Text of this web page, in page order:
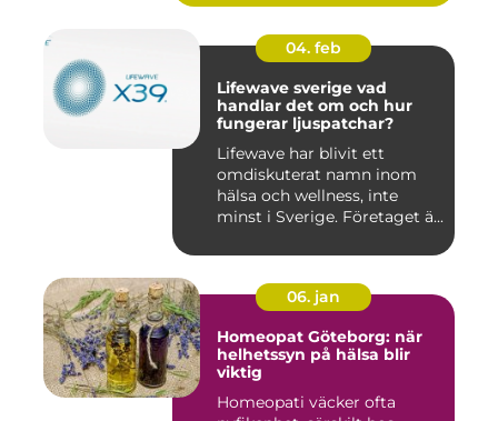
04. feb
Lifewave sverige vad
handlar det om och hur
fungerar ljuspatchar?
Lifewave har blivit ett
omdiskuterat namn inom
hälsa och wellness, inte
minst i Sverige. Företaget ä...
06. jan
Homeopat Göteborg: när
helhetssyn på hälsa blir
viktig
Homeopati väcker ofta